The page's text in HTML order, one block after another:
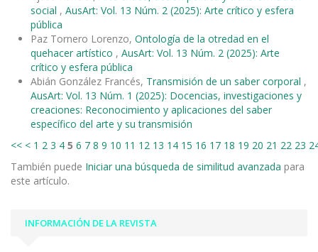
social , AusArt: Vol. 13 Núm. 2 (2025): Arte crítico y esfera
pública
Paz Tornero Lorenzo, Ontología de la otredad en el
quehacer artístico , AusArt: Vol. 13 Núm. 2 (2025): Arte
crítico y esfera pública
Abián González Francés, Transmisión de un saber corporal ,
AusArt: Vol. 13 Núm. 1 (2025): Docencias, investigaciones y
creaciones: Reconocimiento y aplicaciones del saber
específico del arte y su transmisión
<< < 1 2 3 4 5 6 7 8 9 10 11 12 13 14 15 16 17 18 19 20 21 22 23
También puede Iniciar una búsqueda de similitud avanzada para
este artículo.
INFORMACIÓN DE LA REVISTA